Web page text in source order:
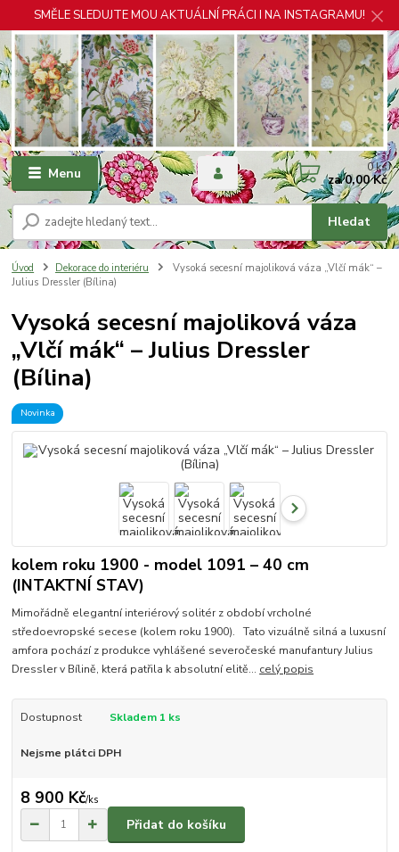
SMĚLE SLEDUJTE MOU AKTUÁLNÍ PRÁCI I NA INSTAGRAMU!
Menu
Hledat
0ks
za0,00 Kč
Úvod Dekorace do interiéru
Vysoká secesní majoliková váza „Vlčí mák“ –
Julius Dressler (Bílina)
Vysoká secesní majoliková váza
„Vlčí mák“ – Julius Dressler
(Bílina)
Novinka
kolem roku 1900 - model 1091 – 40 cm
(INTAKTNÍ STAV)
Mimořádně elegantní interiérový solitér z období vrcholné
středoevropské secese (kolem roku 1900). Tato vizuálně silná a luxusní
amfora pochází z produkce vyhlášené severočeské manufantury Julius
Dressler v Bílině, která patřila k absolutní elitě... celý popis
Dostupnost Skladem 1 ks
Nejsme plátci DPH
8 900 Kč/ks
Přidat do košíku